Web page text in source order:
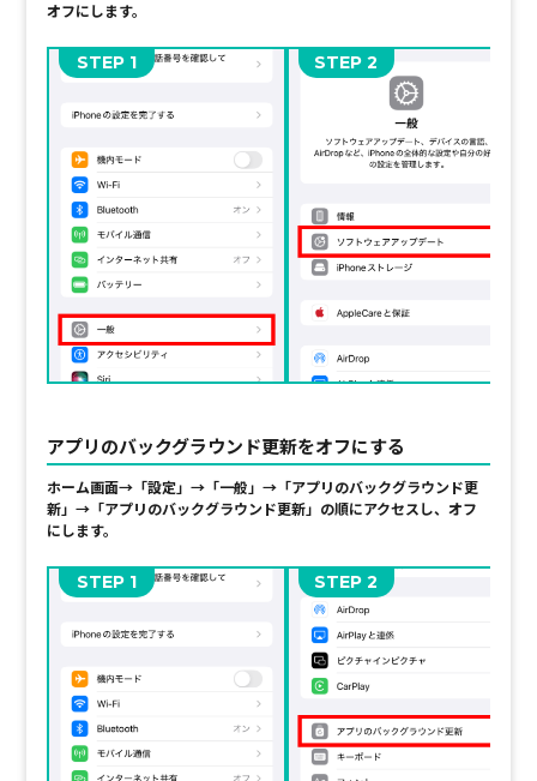
オフにします。
STEP STEP
アプリのバックグラウンド更新をオフにする
ホーム画面→「設定」→「一般」→「アプリのバックグラウンド更
新」→「アプリのバックグラウンド更新」の順にアクセスし、オフ
にします。
STEP STEP